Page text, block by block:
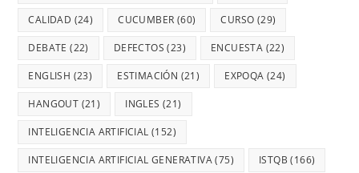
CALIDAD (24) CUCUMBER (60) CURSO (29)
DEBATE (22) DEFECTOS (23) ENCUESTA (22)
ENGLISH (23) ESTIMACIÓN (21) EXPOQA (24)
HANGOUT (21) INGLES (21)
INTELIGENCIA ARTIFICIAL (152)
INTELIGENCIA ARTIFICIAL GENERATIVA(75) ISTQB (166)